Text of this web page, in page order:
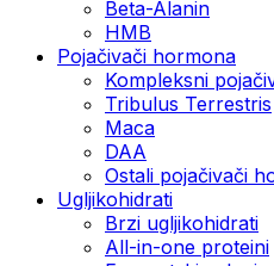
Beta-Alanin
HMB
Pojačivači hormona
Kompleksni
Tribulus Terrestris
Maca
DAA
Ostali pojačivači
Ugljikohidrati
Brzi ugljikohidrati
All-in-one proteini